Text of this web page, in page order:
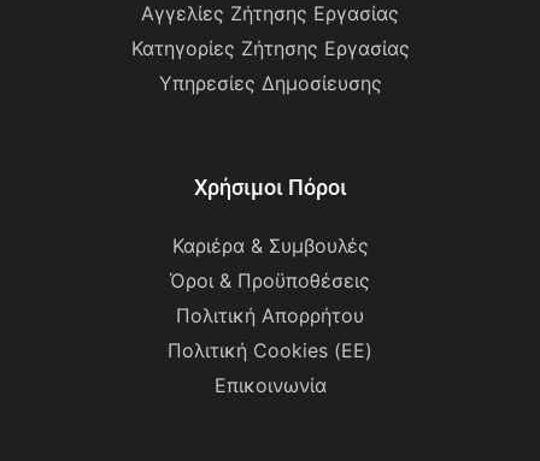
Αγγελίες Ζήτησης Εργασίας
Κατηγορίες Ζήτησης Εργασίας
Υπηρεσίες Δημοσίευσης
Χρήσιμοι Πόροι
Καριέρα & Συμβουλές
Όροι & Προϋποθέσεις
Πολιτική Απορρήτου
Πολιτική Cookies (ΕΕ)
Επικοινωνία